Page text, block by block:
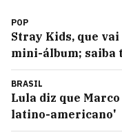
POP
Stray Kids, que
mini-álbum; saiba
BRASIL
Lula diz que
latino-americano'